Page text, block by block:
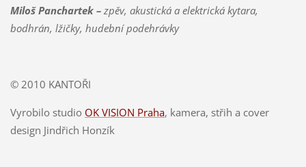
Miloš Panchartek – zpěv, akustická a elektrická kytara,
bodhrán, lžičky, hudební podehrávky
© 2010 KANTOŘI
Vyrobilo studio OK VISION Praha, kamera, střih a cover
design Jindřich Honzík